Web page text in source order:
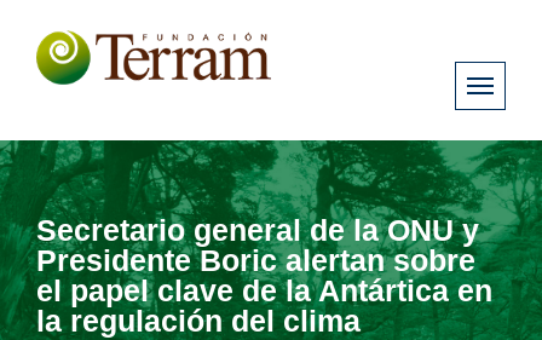
Secretario general de la ONU y
Presidente Boric alertan sobre
el papel clave de la Antártica en
la regulación del clima